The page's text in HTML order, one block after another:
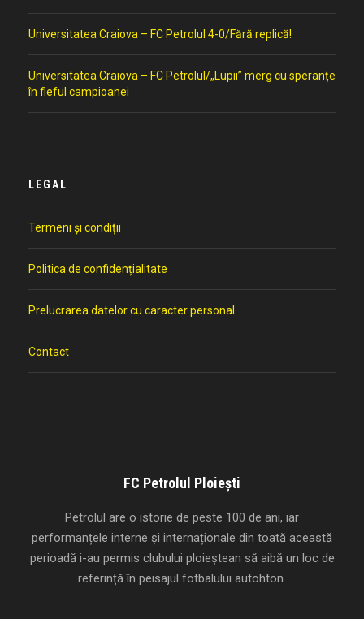
Universitatea Craiova – FC Petrolul 4-0/Fără replică!
Universitatea Craiova – FC Petrolul/„Lupii” merg cu speranțe
în fieful campioanei
LEGAL
Termeni și condiții
Politica de confidențialitate
Prelucrarea datelor cu caracter personal
Contact
FC Petrolul Ploiești
Petrolul are o istorie de peste 100 de ani, iar
performanțele interne și internaționale din toată această
perioadă i-au permis clubului ploieștean să aibă un loc de
referință în peisajul fotbalului autohton.